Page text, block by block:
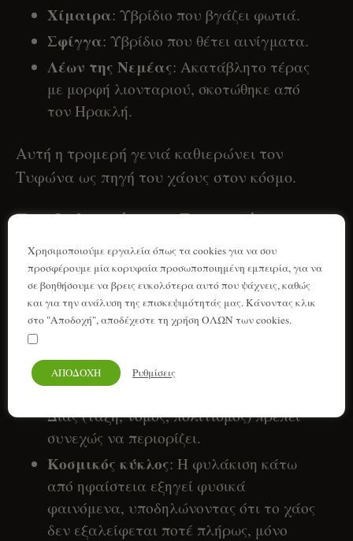
Χίμαιρα: Υβρίδιο που βγάζει φωτιά.
Σφίγγα: Υβρίδιο που θέτει αινίγματα.
Λέων της Νεμέας: Ακατάβλητο τέρας
με μορφή λιονταριού, σκοτώθηκε από
τον Ηρακλή.
Αυτή η τρομερή γενιά καθιερώνει τον
Τυφώνα ως πηγή του χάους στον κόσμο.
Συμβολισμός και Ερμηνεία
Ενσάρκωση φυσικής καταστροφής
Ηφαίστεια, σεισμοί, καταιγίδες — όλες
ανεξέλεγκτες δυνάμεις που οι αρχαίοι
Έλληνες φοβούνταν και προσπαθούσαν
Χάος εναντίον Τάξης
Δίας (τάξη, νόμος, πολιτισμός) πρέπει
συνεχώς να περιορίζει.
Κοσμικός κύκλος: Η φυλάκιση κάτω
από ηφαίστεια εξηγεί φυσικά
φαινόμενα, υποδηλώνοντας ότι το χάος
δεν εξαλείφεται ποτέ πλήρως, μόνο
Χρησιμοποιούμε εργαλεία όπως τα cookies για να σου
προσφέρουμε μία κορυφαία προσωποποιημένη εμπειρία, για να
σε βοηθήσουμε να βρεις ευκολότερα αυτό που ψάχνεις, καθώς
και για την ανάλυση της επισκεψιμότητάς μας. Κάνοντας κλικ
στο "Αποδοχή", αποδέχεστε τη χρήση ΟΛΩΝ των cookies.
ΑΠΟΔΟΧΗ Ρυθμίσεις